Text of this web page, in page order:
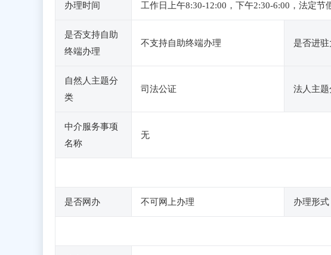
办理时间 工作日上午8:30-12:00，下午2:30-6:00，法定
是否支持自助
终端办理
不支持自助终端办理 是否进
自然人主题分
类
司法公证 法人主题
中介服务事项
名称
无
是否网办 不可网上办理 办理形式